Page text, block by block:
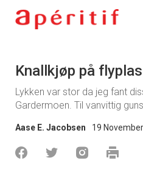
Knallkjøp på
Lykken var stor da jeg fant
Gardermoen. Til vanvittig
Aase E. Jacobsen 19